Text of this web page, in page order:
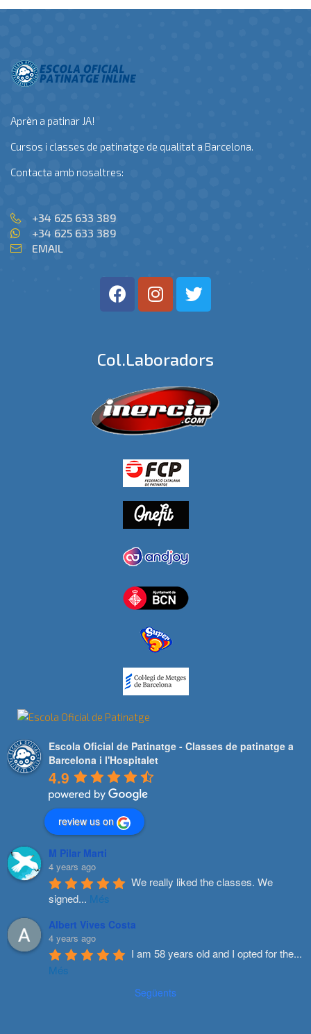
Aprèn a patinar JA!
Cursos i classes de patinatge de qualitat a Barcelona.
Contacta amb nosaltres:
+34 625 633 389
+34 625 633 389
EMAIL
Col.laboradors
Escola Oficial de Patinatge - Classes de patinatge a
Barcelona i l'Hospitalet
4.9
review us on
M Pilar Marti
4 years ago
We really liked the classes. We
signed... Més
Albert Vives Costa
4 years ago
I am 58 years old and I opted for the...
Més
Següents